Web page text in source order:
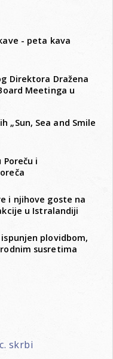
- peta kava
Direktora Dražena
Meetinga u
„Sun, Sea and Smile
i
i njihove goste na
u Istralandiji
plovidbom,
susretima
skrbi